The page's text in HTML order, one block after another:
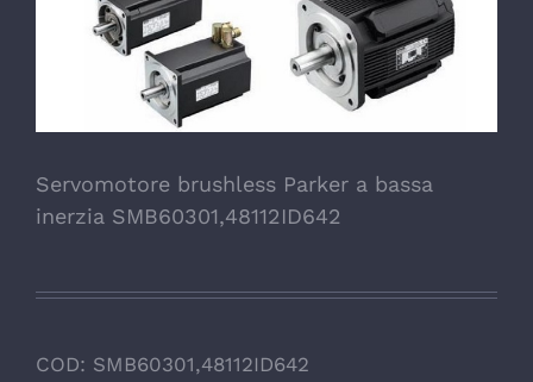
Servomotore brushless Parker a bassa
inerzia SMB60301,48112ID642
COD: SMB60301,48112ID642